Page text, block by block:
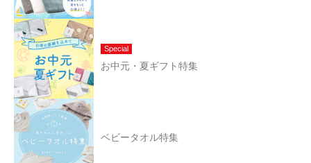
Special
お中元・夏ギフト特集
ベビータオル特集